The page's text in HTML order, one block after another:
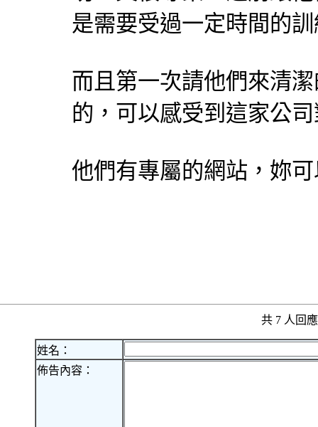
是需要受過一定時間的
而且第一次請他們來清
的，可以感受到這家公
他們有專屬的網站，妳
共 7 人回
姓名：
佈告內容：